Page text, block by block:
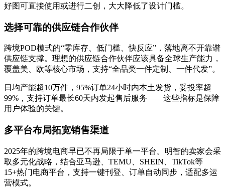
好图可直接使用或进行二创，大大降低了设计门槛。
选择可靠的供应链合作伙伴
跨境POD模式的“零库存、低门槛、快反应”，落地离不开靠谱
供应链支撑。理想的供应链合作伙伴应该具备全球生产能力，
覆盖美、欧等核心市场，支持“全品类一件定制、一件代发”。
日均产能超10万件，95%订单24小时内本土发货，妥投率超
99%，支持订单最长60天内发起售后服务——这些指标是保障
用户体验的关键。
多平台布局拓宽销售渠道
2025年的跨境电商早已不再局限于单一平台。明智的卖家会采
取多元化战略，结合亚马逊、TEMU、SHEIN、TikTok等
15+热门电商平台，支持一键刊登、订单自动同步，适配多运
营模式。